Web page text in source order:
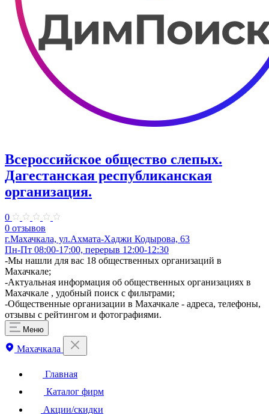
Всероссийское общество слепых.
Дагестанская республиканская
организация.
0
0 отзывов
г.Махачкала, ул.Ахмата-Хаджи Кодырова, 63
Пн-Пт 08:00-17:00, перерыв 12:00-12:30
-Мы нашли для вас 18 общественных организаций в
Махачкале;
-Актуальная информация об общественных организациях в
Махачкале , удобный поиск с фильтрами;
-Общественные организации в Махачкале - адреса, телефоны,
отзывы с рейтингом и фотографиями.
Меню
Махачкала
Главная
Каталог фирм
Акции/скидки